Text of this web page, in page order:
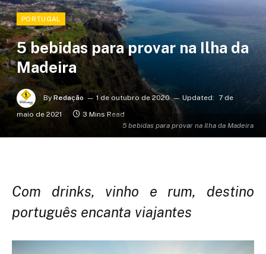
5 bebidas para provar na Ilha da Madeira
PORTUGAL
5 bebidas para provar na Ilha da
Madeira
By Redação 1 de outubro de 2020 Updated:
7 de
maio de 2021
3 Mins Read
Com drinks, vinho e rum, destino
português encanta viajantes